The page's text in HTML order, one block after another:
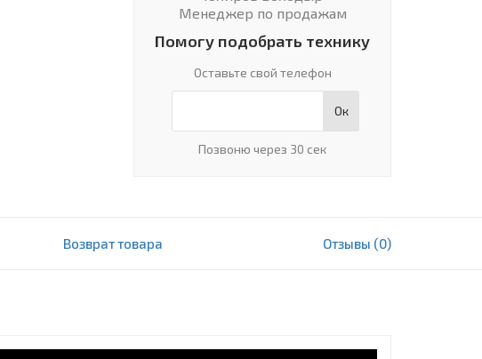
Менеджер по продажам
Помогу подобрать технику
Оставьте свой телефон
Ок
Позвоню через 30 сек
76 200 000 сум В корзину
Возврат товара Отзывы (0)